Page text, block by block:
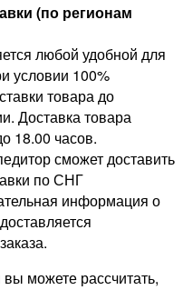
(по регионам
любой удобной для
условии 100%
товара до
Доставка товара
18.00 часов.
сможет доставить
по СНГ
информация о
можете рассчитать,